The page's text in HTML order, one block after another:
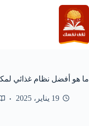
التجاوز
إلى
المحتوى
ما هو أفضل نظام غذائي
19 يناير، 2025